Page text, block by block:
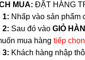
MUA: ĐẶT HÀNG
1: Nhấp vào sản phẩm
2: Sau đó vào GIỎ
mua hàng tiếp
3: Khách hàng nhập